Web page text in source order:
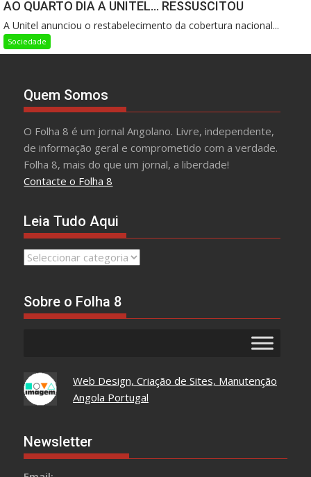
AO QUARTO DIA A UNITEL… RESSUSCITOU
A Unitel anunciou o restabelecimento da cobertura nacional...
Sociedade
Quem Somos
O Folha 8 é um jornal Angolano. Livre, independente,
de informação geral e comprometido com a verdade.
Folha 8, mais do que um jornal, a liberdade!
Contacte o Folha 8
Leia Tudo Aqui
Leia
Sobre o Folha 8
Web Design, Criação de Sites, Manutenção
Angola Portugal
Newsletter